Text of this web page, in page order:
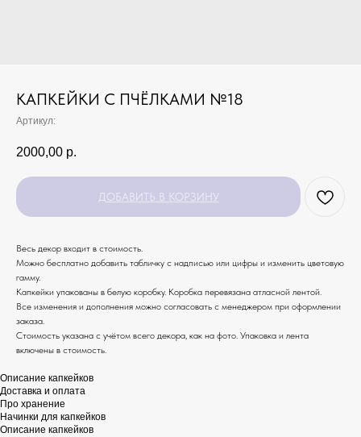
КАПКЕЙКИ С ПЧЁЛКАМИ №18
Артикул:
2000,00 р.
ДОБАВИТЬ В КОРЗИНУ
Весь декор входит в стоимость.
Можно бесплатно добавить табличку с надписью или цифры и изменить цветовую
гамму.
Капкейки упакованы в белую коробку. Коробка перевязана атласной лентой.
Все изменения и дополнения можно согласовать с менеджером при оформлении
заказа.
Стоимость указана с учётом всего декора, как на фото. Упаковка и лента
включены в стоимость.
Описание капкейков
Доставка и оплата
Про хранение
Начинки для капкейков
Описание капкейков